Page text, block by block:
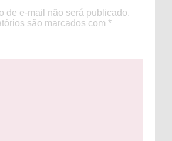
de e-mail não será publicado.
são marcados com *